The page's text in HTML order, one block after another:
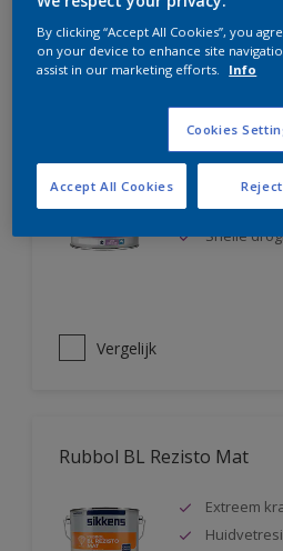
Rubbol BL Rezisto Satin
Extreem
Snelle
Vergelijk
Rubbol BL Rezisto Mat
Extreem
By clicking “Accept All Cookies”, you
on your device to enhance site
assist in our marketing efforts.
Info
Cookies
Accept All Cookies